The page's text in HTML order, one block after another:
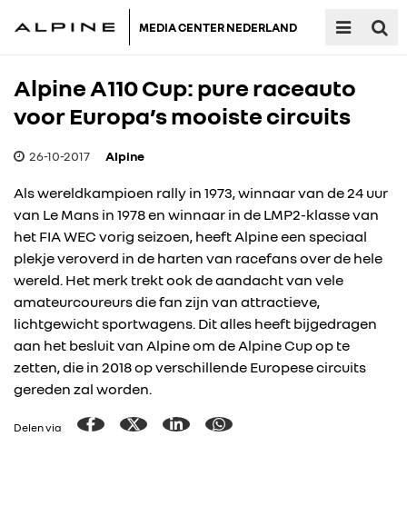
MEDIA CENTER NEDERLAND
Alpine A110 Cup: pure raceauto
voor Europa’s mooiste circuits
26-10-2017 Alpine
Als wereldkampioen rally in 1973, winnaar van de 24 uur
van Le Mans in 1978 en winnaar in de LMP2-klasse van
het FIA WEC vorig seizoen, heeft Alpine een speciaal
plekje veroverd in de harten van racefans over de hele
wereld. Het merk trekt ook de aandacht van vele
amateurcoureurs die fan zijn van attractieve,
lichtgewicht sportwagens. Dit alles heeft bijgedragen
aan het besluit van Alpine om de Alpine Cup op te
zetten, die in 2018 op verschillende Europese circuits
gereden zal worden.
Delen via